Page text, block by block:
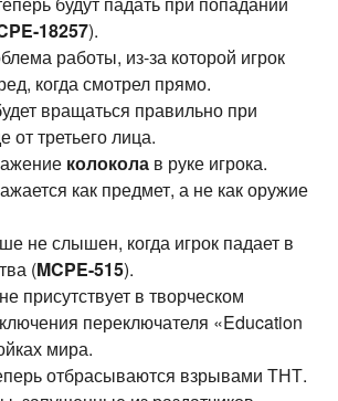
18257).
работы, из-за которой игрок
когда смотрел прямо.
вращаться правильно при
от третьего лица.
колокола в руке игрока.
как предмет, а не как оружие
не слышен, когда игрок падает в
(MCPE-515).
присутствует в творческом
переключателя «Education
мира.
отбрасываются взрывами ТНТ.